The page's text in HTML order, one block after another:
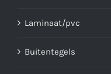
Laminaat/pvc
Buitentegels